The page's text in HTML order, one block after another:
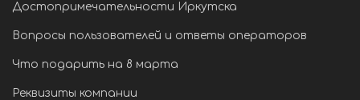
Достопримечательности Иркутска
Вопросы пользователей и ответы операторов
Что подарить на 8 марта
Реквизиты компании